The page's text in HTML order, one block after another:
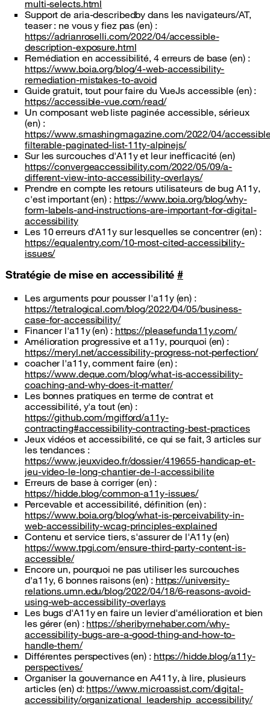
multi-selects.html
Support de aria-describedby dans les navigateurs/AT,
teaser : ne vous y fiez pas (en) :
https://adrianroselli.com/2022/04/accessible-
description-exposure.html
Remédiation en accessibilité, 4 erreurs de base (en) :
https://www.boia.org/blog/4-web-accessibility-
remediation-mistakes-to-avoid
Guide gratuit, tout pour faire du VueJs accessible (en) :
https://accessible-vue.com/read/
Un composant web liste paginée accessible, sérieux
(en) :
https://www.smashingmagazine.com/2022/04/
filterable-paginated-list-11ty-alpinejs/
Sur les surcouches d'A11y et leur inefficacité (en)
https://convergeaccessibility.com/2022/05/09/a-
different-view-into-accessibility-overlays/
Prendre en compte les retours utilisateurs de bug A11y,
c'est important (en) : https://www.boia.org/blog/why-
form-labels-and-instructions-are-important-for-digital-
accessibility
Les 10 erreurs d'A11y sur lesquelles se concentrer (en) :
https://equalentry.com/10-most-cited-accessibility-
issues/
Stratégie de mise en accessibilité #
Les arguments pour pousser l'a11y (en) :
https://tetralogical.com/blog/2022/04/05/business-
case-for-accessibility/
Financer l'a11y (en) : https://pleasefunda11y.com/
Amélioration progressive et a11y, pourquoi (en) :
https://meryl.net/accessibility-progress-not-perfection/
coacher l'a11y, comment faire (en) :
https://www.deque.com/blog/what-is-accessibility-
coaching-and-why-does-it-matter/
Les bonnes pratiques en terme de contrat et
accessibilité, y'a tout (en) :
https://github.com/mgifford/a11y-
contracting#accessibility-contracting-best-practices
Jeux vidéos et accessibilité, ce qui se fait, 3 articles sur
les tendances :
https://www.jeuxvideo.fr/dossier/419655-handicap-et-
jeu-video-le-long-chantier-de-l-accessibilite
Erreurs de base à corriger (en) :
https://hidde.blog/common-a11y-issues/
Percevable et accessibilité, définition (en) :
https://www.boia.org/blog/what-is-perceivability-in-
web-accessibility-wcag-principles-explained
Contenu et service tiers, s'assurer de l'A11y (en)
https://www.tpgi.com/ensure-third-party-content-is-
accessible/
Encore un, pourquoi ne pas utiliser les surcouches
d'a11y, 6 bonnes raisons (en) : https://university-
relations.umn.edu/blog/2022/04/18/6-reasons-avoid-
using-web-accessibility-overlays
Les bugs d'A11y en faire un levier d'amélioration et bien
les gérer (en) : https://sheribyrnehaber.com/why-
accessibility-bugs-are-a-good-thing-and-how-to-
handle-them/
Différentes perspectives (en) : https://hidde.blog/a11y-
perspectives/
Organiser la gouvernance en A411y, à lire, plusieurs
articles (en) d: https://www.microassist.com/digital-
accessibility/organizational_leadership_accessibility/